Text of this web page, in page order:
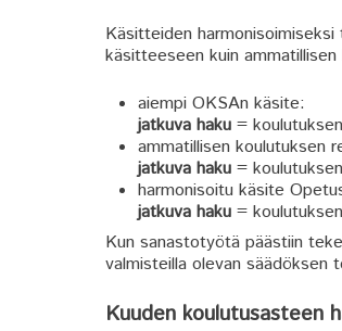
Käsitteiden
käsitteeseen kuin
aiempi OKSAn käsite:
jatkuva haku =
ammatillisen koulutuksen
jatkuva haku =
harmonisoitu käsite
jatkuva haku =
Kun sanastotyötä päästiin
valmisteilla olevan säädöksen
Kuuden koulutusasteen